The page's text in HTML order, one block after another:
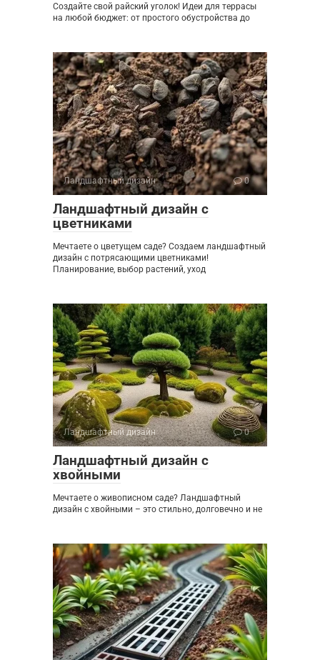
Создайте свой райский уголок! Идеи для террасы
на любой бюджет: от простого обустройства до
Ландшафтный дизайн 0
Ландшафтный дизайн с
цветниками
Мечтаете о цветущем саде? Создаем ландшафтный
дизайн с потрясающими цветниками!
Планирование, выбор растений, уход
Ландшафтный дизайн 0
Ландшафтный дизайн с
хвойными
Мечтаете о живописном саде? Ландшафтный
дизайн с хвойными – это стильно, долговечно и не